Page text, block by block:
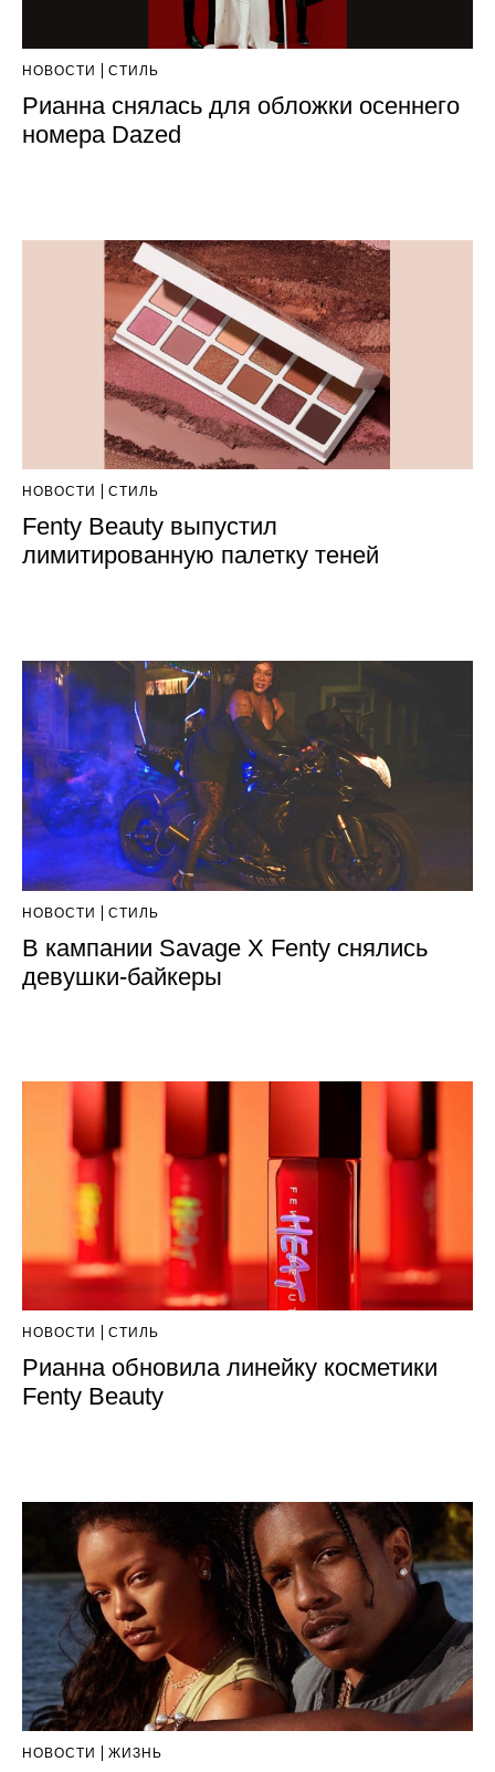
НОВОСТИ СТИЛЬ
Рианна снялась для обложки осеннего
номера Dazed
НОВОСТИ СТИЛЬ
Fenty Beauty выпустил
лимитированную палетку теней
НОВОСТИ СТИЛЬ
В кампании Savage X Fenty снялись
девушки-байкеры
НОВОСТИ СТИЛЬ
Рианна обновила линейку косметики
Fenty Beauty
НОВОСТИ ЖИЗНЬ